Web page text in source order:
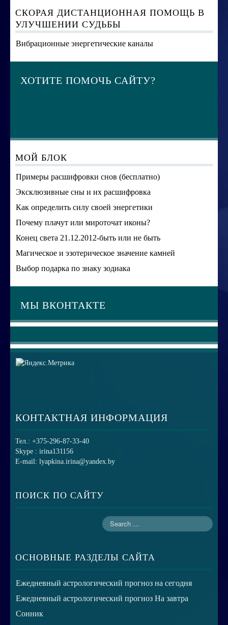
СКОРАЯ ДИСТАНЦИОННАЯ ПОМОЩЬ В
УЛУЧШЕНИИ СУДЬБЫ
Вибрационные энергетические каналы
ХОТИТЕ ПОМОЧЬ САЙТУ?
МОЙ БЛОК
Примеры расшифровки снов (бесплатно)
Эксклюзивные сны и их расшифровка
Как определить силу своей энергетики
Почему плачут или мироточат иконы?
Конец света 21.12.2012-быть или не быть
Магическое и эзотерическое значение камней
Выбор подарка по знаку зодиака
МЫ ВКОНТАКТЕ
КОНТАКТНАЯ ИНФОРМАЦИЯ
Тел.: +375-296-87-33-40
Skype : irina131156
E-mail: lyapkina.irina@yandex.by
ПОИСК ПО САЙТУ
ОСНОВНЫЕ РАЗДЕЛЫ САЙТА
Ежедневный астрологический прогноз на сегодня
Ежедневный астрологический прогноз На завтра
Сонник